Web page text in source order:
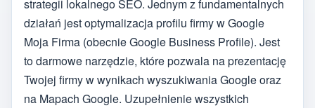
strategii lokalnego SEO. Jednym z fundamentalnych
działań jest optymalizacja profilu firmy w Google
Moja Firma (obecnie Google Business Profile). Jest
to darmowe narzędzie, które pozwala na prezentację
Twojej firmy w wynikach wyszukiwania Google oraz
na Mapach Google. Uzupełnienie wszystkich